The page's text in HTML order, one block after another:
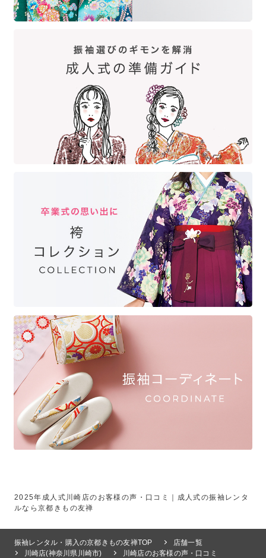
2025年成人式川崎店のお客様の声・口コミ｜成人式の振袖レンタ
ルなら京都きもの友禅
振袖レンタル・購入の京都きもの友禅TOP
店舗一覧
川崎店(神奈川県川崎市)
川崎店のお客様の声・口コミ